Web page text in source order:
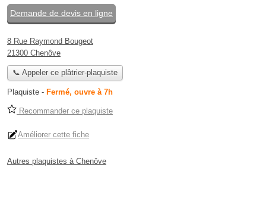
Demande de devis en ligne
8 Rue Raymond Bougeot
21300 Chenôve
📞 Appeler ce plâtrier-plaquiste
Plaquiste - Fermé, ouvre à 7h
Recommander ce plaquiste
Améliorer cette fiche
Autres plaquistes à Chenôve